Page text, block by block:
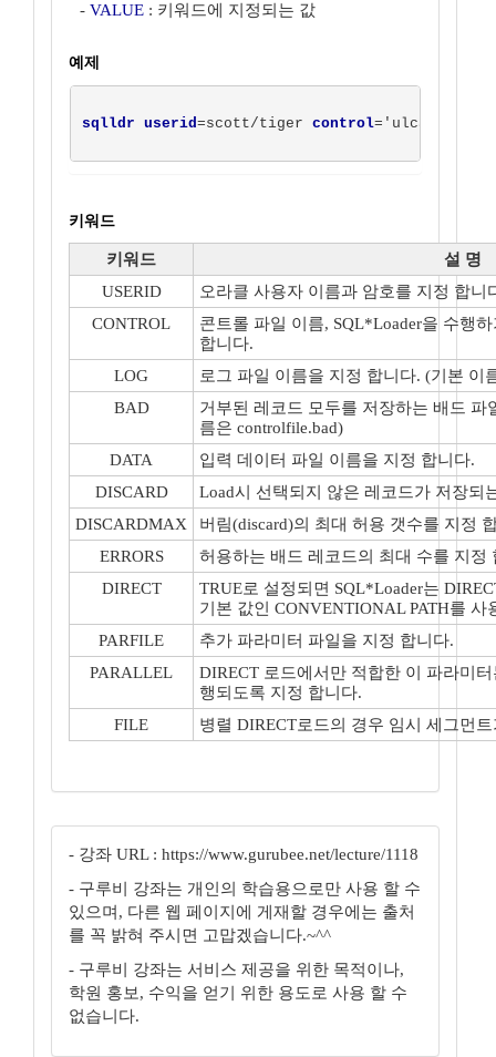
- VALUE : 키워드에 지정되는 값
예제
sqlldr userid=scott/tiger control
키워드
키워드
설 명
USERID
오라클 사용자 이름과 암호를 지정 합니
CONTROL
콘트롤 파일 이름, SQL*Loader을 수행
합니다.
LOG
로그 파일 이름을 지정 합니다. (기본 이
BAD
거부된 레코드 모두를 저장하는 배드 파
름은 controlfile.bad)
DATA
입력 데이터 파일 이름을 지정 합니다.
DISCARD
Load시 선택되지 않은 레코드가 저장되
DISCARDMAX
버림(discard)의 최대 허용 갯수를 지정
ERRORS
허용하는 배드 레코드의 최대 수를 지정
DIRECT
TRUE로 설정되면 SQL*Loader는
기본 값인 CONVENTIONAL PATH를 사
PARFILE
추가 파라미터 파일을 지정 합니다.
PARALLEL
DIRECT 로드에서만 적합한 이 파라미
행되도록 지정 합니다.
FILE
병렬 DIRECT로드의 경우 임시 세그먼
- 강좌 URL : https://www.gurubee.net/lecture/1118
- 구루비 강좌는 개인의 학습용으로만 사용 할 수
있으며, 다른 웹 페이지에 게재할 경우에는 출처
를 꼭 밝혀 주시면 고맙겠습니다.~^^
- 구루비 강좌는 서비스 제공을 위한 목적이나,
학원 홍보, 수익을 얻기 위한 용도로 사용 할 수
없습니다.